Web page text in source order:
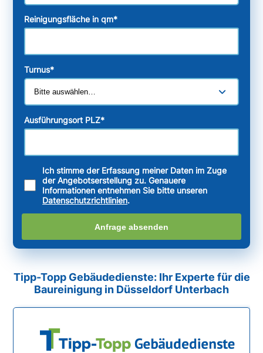
Reinigungsfläche in qm*
Turnus*
Ausführungsort PLZ*
Ich stimme der Erfassung meiner Daten im Zuge
der Angebotserstellung zu. Genauere
Informationen entnehmen Sie bitte unseren
Datenschutzrichtlinien.
Anfrage absenden
Tipp-Topp Gebäudedienste: Ihr Experte für die
Baureinigung in Düsseldorf Unterbach